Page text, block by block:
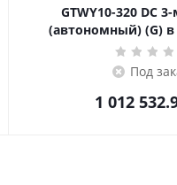
GTWY10-320 DC
(автономный) (G) в
Под
1 012